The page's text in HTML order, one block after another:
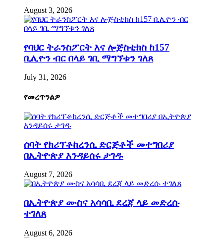
August 3, 2026
የባህር ትራንስፖርት እና ሎጅስቲክስ ከ157
ቢሊዮን ብር በላይ ገቢ ማግኘቱን ገለጸ
July 31, 2026
የመረጥንልዎ
ሰባት የክሪፕቶከረንሲ ድርጅቶች መተግበሪያ
በኢትዮጵያ እንዳይሰሩ ታገዱ
August 7, 2026
በኢትዮጵያ ሙስና አሳሳቢ ደረጃ ላይ መድረሱ
ተገለጸ
August 6, 2026